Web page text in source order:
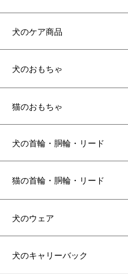
犬のケア商品
犬のおもちゃ
猫のおもちゃ
犬の首輪・胴輪・リード
猫の首輪・胴輪・リード
犬のウェア
犬のキャリーバック